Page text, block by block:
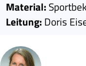
Material:
Leitung:Doris